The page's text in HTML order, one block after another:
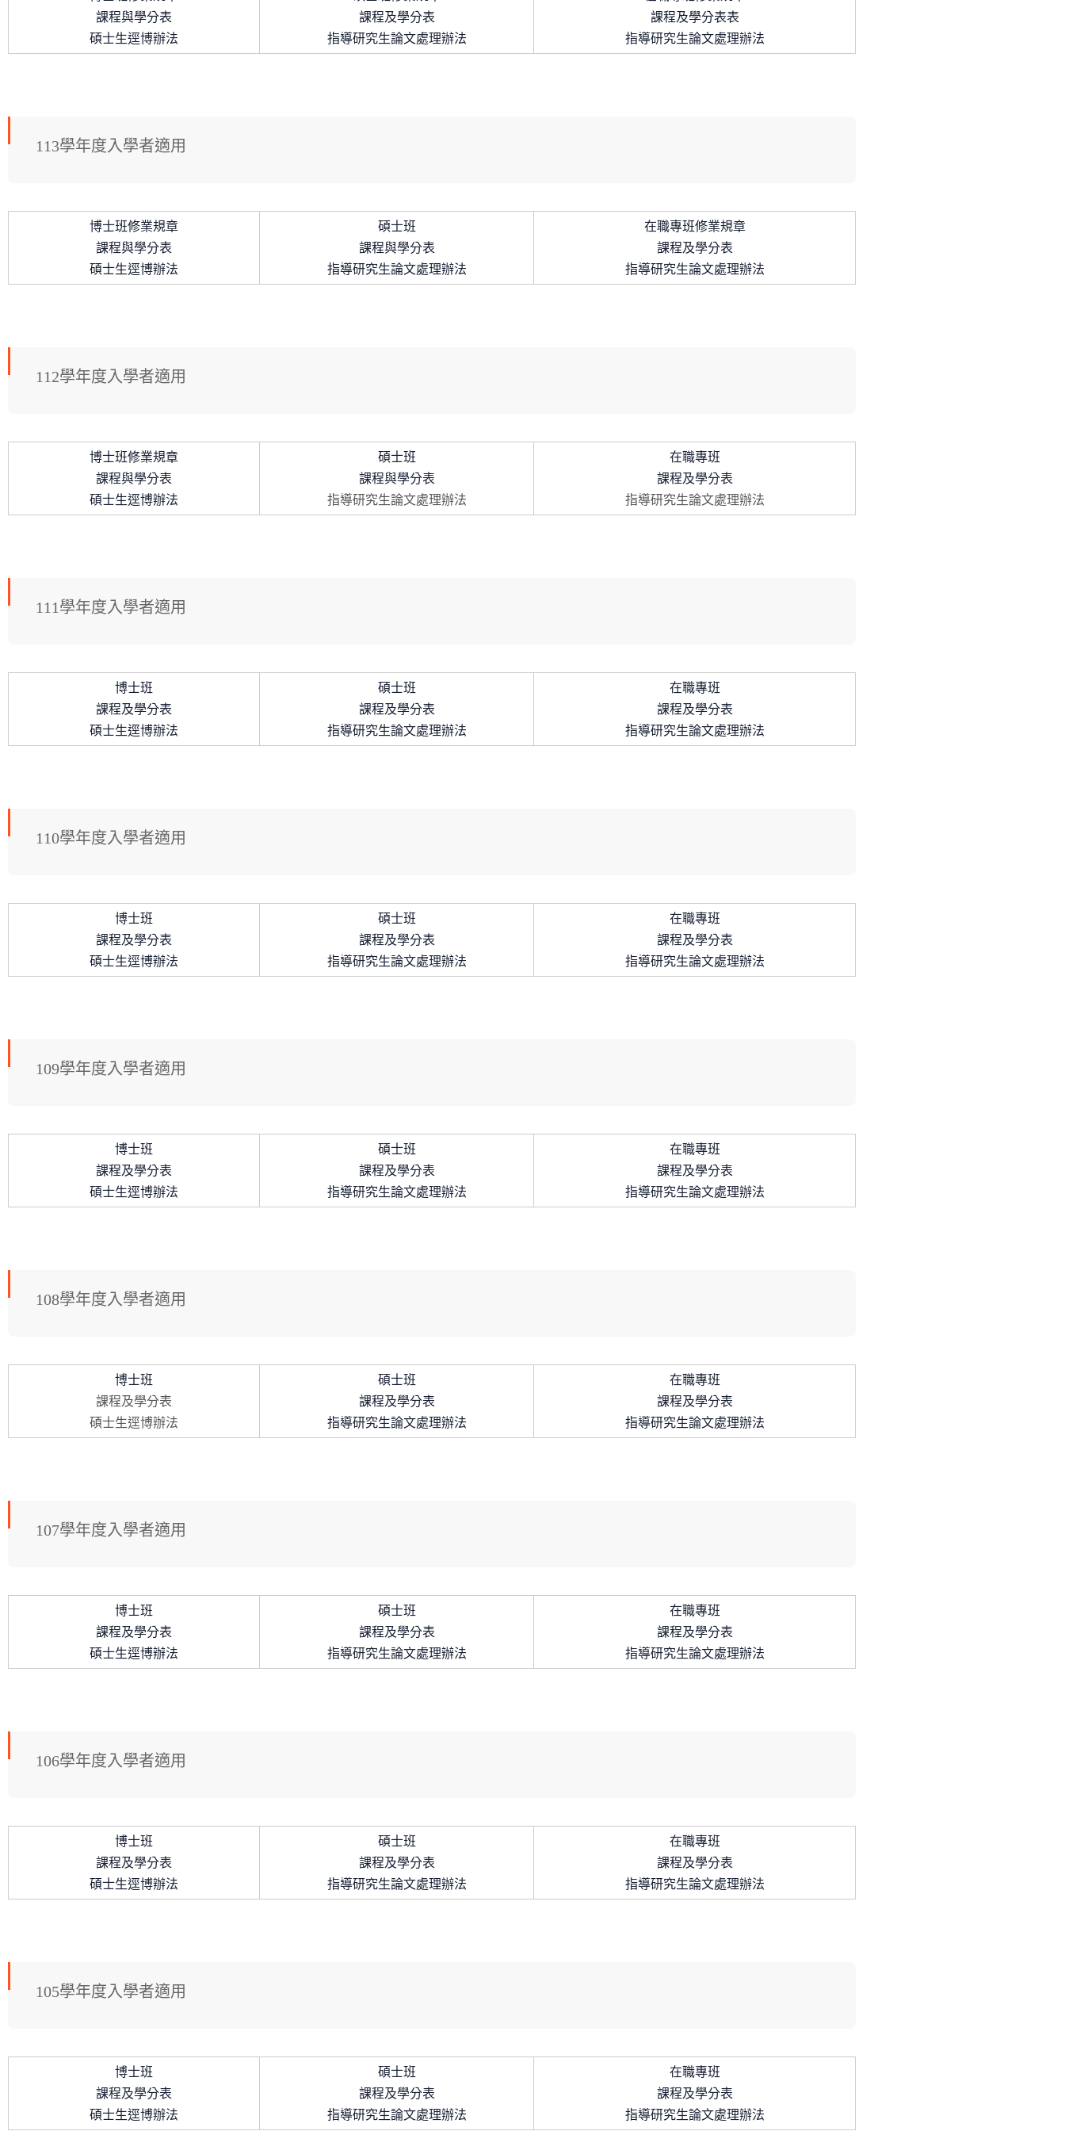
課程與學分表
碩士生逕博辦法
課程及學分表
指導研究生論文處理辦法
課程及學分表表
指導研究生論文處理辦法
113學年度入學者適用
博士班修業規章
課程與學分表
碩士生逕博辦法
碩士班
課程與學分表
指導研究生論文處理辦法
在職專班修業規章
課程及學分表
指導研究生論文處理辦法
112學年度入學者適用
博士班修業規章
課程與學分表
碩士生逕博辦法
碩士班
課程與學分表
指導研究生論文處理辦法
在職專班
課程及學分表
指導研究生論文處理辦法
111學年度入學者適用
博士班
課程及學分表
碩士生逕博辦法
碩士班
課程及學分表
指導研究生論文處理辦法
在職專班
課程及學分表
指導研究生論文處理辦法
110學年度入學者適用
博士班
課程及學分表
碩士生逕博辦法
碩士班
課程及學分表
指導研究生論文處理辦法
在職專班
課程及學分表
指導研究生論文處理辦法
109學年度入學者適用
博士班
課程及學分表
碩士生逕博辦法
碩士班
課程及學分表
指導研究生論文處理辦法
在職專班
課程及學分表
指導研究生論文處理辦法
108學年度入學者適用
博士班
課程及學分表
碩士生逕博辦法
碩士班
課程及學分表
指導研究生論文處理辦法
在職專班
課程及學分表
指導研究生論文處理辦法
107學年度入學者適用
博士班
課程及學分表
碩士生逕博辦法
碩士班
課程及學分表
指導研究生論文處理辦法
在職專班
課程及學分表
指導研究生論文處理辦法
106學年度入學者適用
博士班
課程及學分表
碩士生逕博辦法
碩士班
課程及學分表
指導研究生論文處理辦法
在職專班
課程及學分表
指導研究生論文處理辦法
105學年度入學者適用
博士班
課程及學分表
碩士生逕博辦法
碩士班
課程及學分表
指導研究生論文處理辦法
在職專班
課程及學分表
指導研究生論文處理辦法